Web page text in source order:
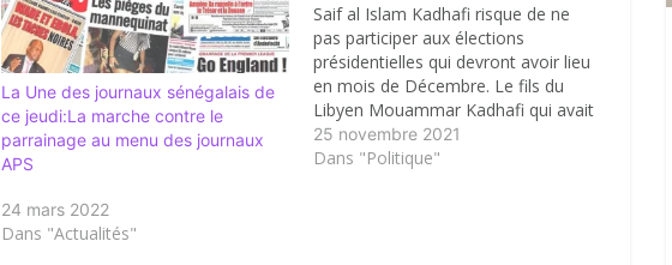
La Une des journaux sénégalais de
ce jeudi:La marche contre le
parrainage au menu des journaux
APS
24 mars 2022
Dans "Actualités"
Saif al Islam Kadhafi risque de ne
pas participer aux élections
présidentielles qui devront avoir lieu
en mois de Décembre. Le fils du
Libyen Mouammar Kadhafi qui avait
déposé sa candidature, a juste été
surpris du rejet de son dossier. Ainsi,
25 novembre 2021
Dans "Politique"